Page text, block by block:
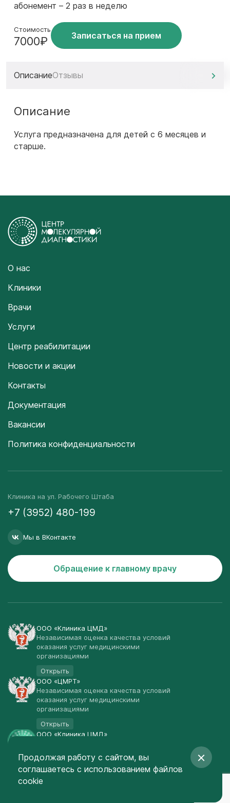
абонемент – 2 раз в неделю
Стоимость
7000₽ Записаться на прием
ОписаниеОтзывы
Описание
Услуга предназначена для детей с 6 месяцев и
старше.
О нас
Клиники
Врачи
Услуги
Центр реабилитации
Новости и акции
Контакты
Документация
Вакансии
Политика конфиденциальности
Клиника на ул. Рабочего Штаба
+7 (3952) 480-199
Мы в ВКонтакте
Обращение к главному врачу
ООО «Клиника ЦМД»
Независимая оценка качества условий
оказания услуг медицинскими
организациями
Открыть
ООО «ЦМРТ»
Независимая оценка качества условий
оказания услуг медицинскими
организациями
Открыть
ООО «Клиника ЦМД»
Открыть
© Клиника ЦМД 2003-2026
Создание сайта
Продолжая работу с сайтом, вы
соглашаетесь с использованием файлов
cookie